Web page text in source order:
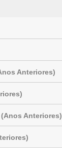
Anteriores)
Anteriores)